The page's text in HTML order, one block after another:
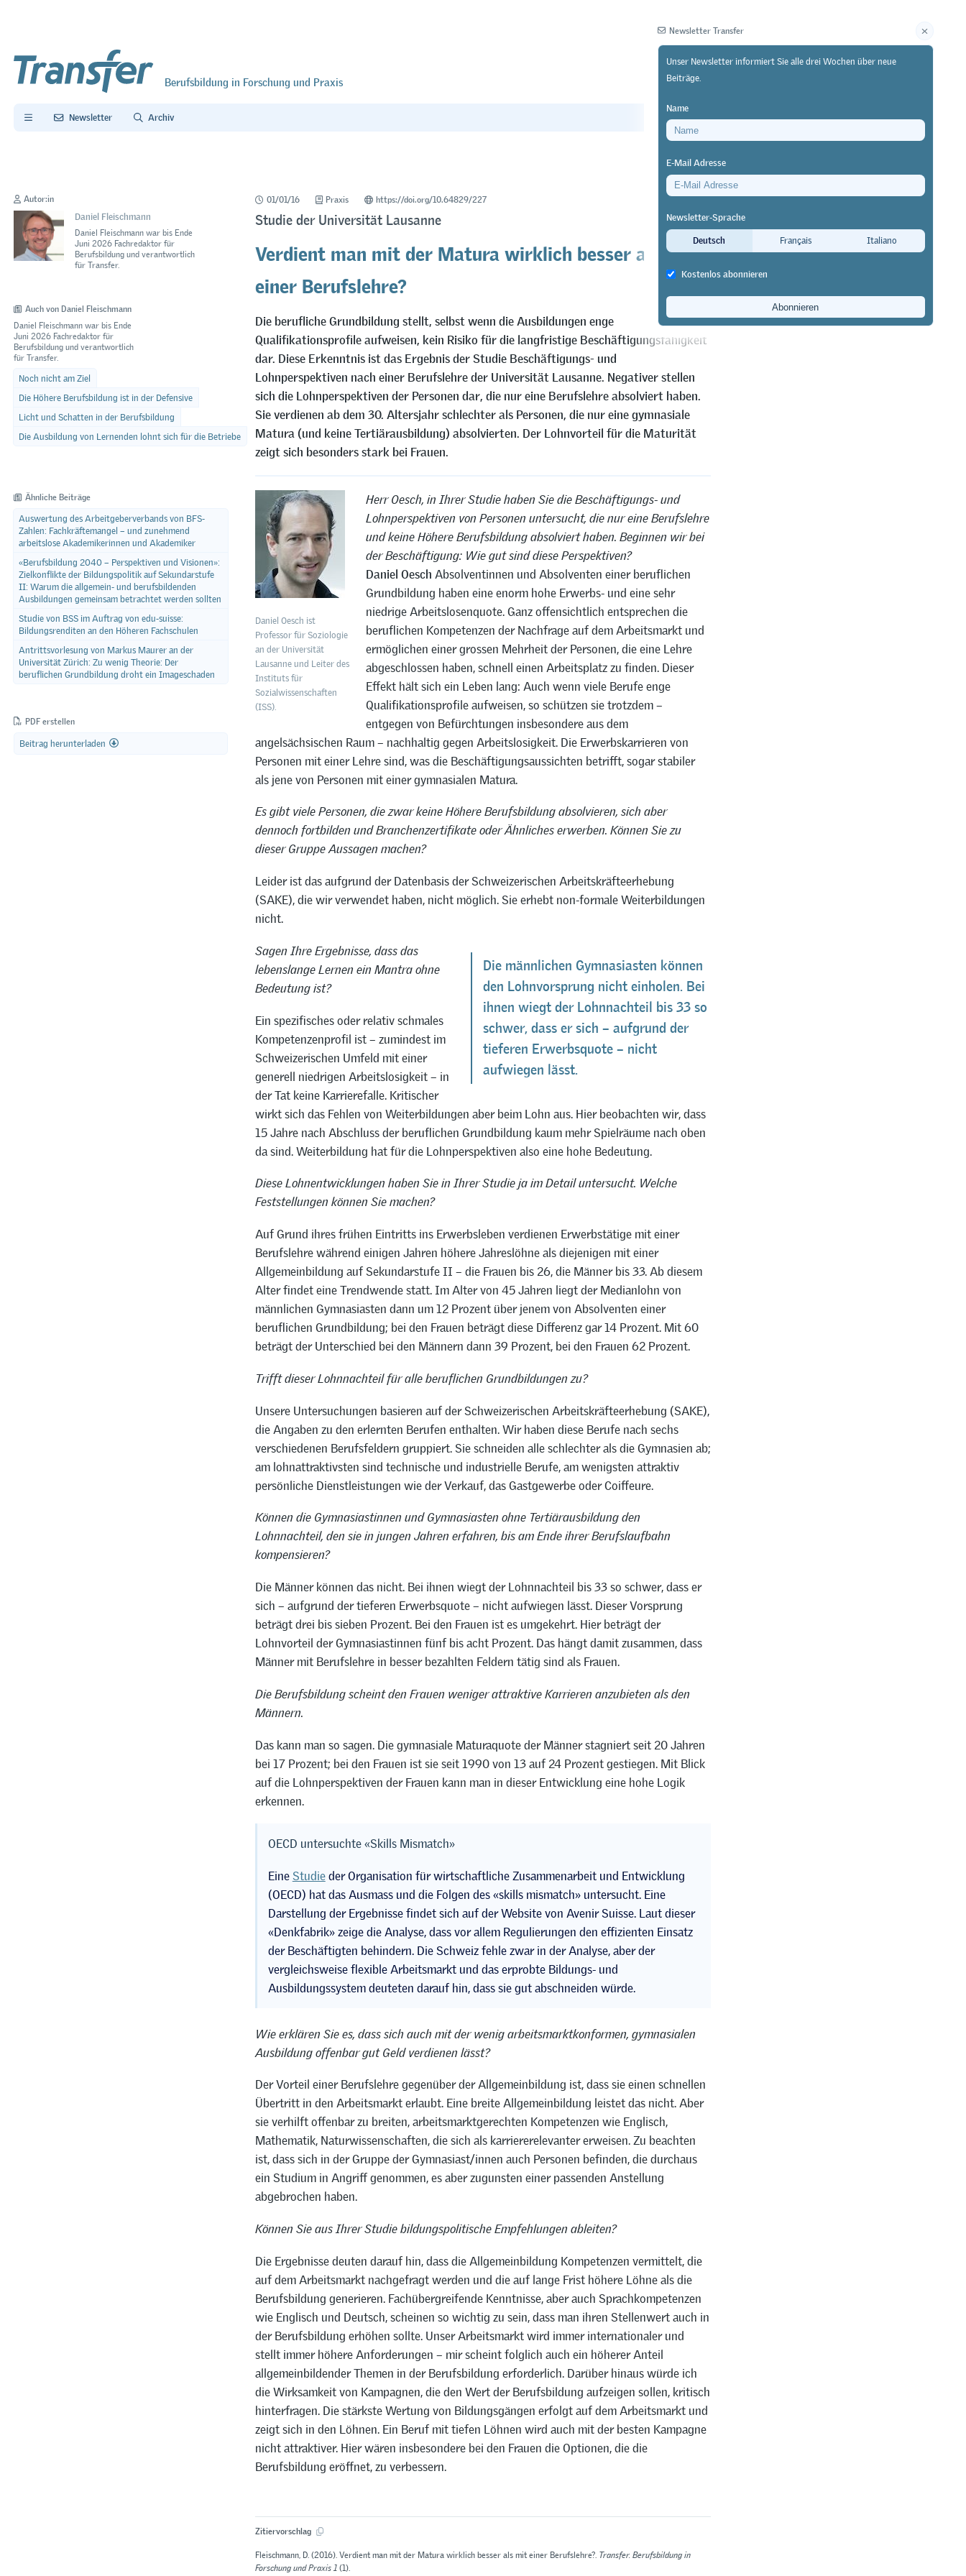
Berufsbildung in Forschung und Praxis
Newsletter Archiv
Autor:in
Daniel Fleischmann
Daniel Fleischmann war bis Ende
Juni 2026 Fachredaktor für
Berufsbildung und verantwortlich
für Transfer.
Auch von Daniel Fleischmann
Daniel Fleischmann war bis Ende
Juni 2026 Fachredaktor für
Berufsbildung und verantwortlich
für Transfer.
Noch nicht am Ziel
Die Höhere Berufsbildung ist in der Defensive
Licht und Schatten in der Berufsbildung
Die Ausbildung von Lernenden lohnt sich für die Betriebe
Ähnliche Beiträge
Auswertung des Arbeitgeberverbands von BFS-
Zahlen: Fachkräftemangel – und zunehmend
arbeitslose Akademikerinnen und Akademiker
«Berufsbildung 2040 – Perspektiven und Visionen»:
Zielkonflikte der Bildungspolitik auf Sekundarstufe
II: Warum die allgemein- und berufsbildenden
Ausbildungen gemeinsam betrachtet werden sollten
Studie von BSS im Auftrag von edu-suisse:
Bildungsrenditen an den Höheren Fachschulen
Antrittsvorlesung von Markus Maurer an der
Universität Zürich: Zu wenig Theorie: Der
beruflichen Grundbildung droht ein Imageschaden
PDF erstellen
Beitrag herunterladen
01/01/16 Praxis https://doi.org/10.64829/227
Studie der Universität Lausanne
Verdient man mit der Matura wirklich besser als mit
einer Berufslehre?
Die berufliche Grundbildung stellt, selbst wenn die Ausbildungen enge
Qualifikationsprofile aufweisen, kein Risiko für die langfristige Beschäftigungsfähigkeit
dar. Diese Erkenntnis ist das Ergebnis der Studie Beschäftigungs- und
Lohnperspektiven nach einer Berufslehre der Universität Lausanne. Negativer stellen
sich die Lohnperspektiven der Personen dar, die nur eine Berufslehre absolviert haben.
Sie verdienen ab dem 30. Altersjahr schlechter als Personen, die nur eine gymnasiale
Matura (und keine Tertiärausbildung) absolvierten. Der Lohnvorteil für die Maturität
zeigt sich besonders stark bei Frauen.
Daniel Oesch ist
Professor für Soziologie
an der Universität
Lausanne und Leiter des
Instituts für
Sozialwissenschaften
(ISS).
Herr Oesch, in Ihrer Studie haben Sie die Beschäftigungs- und
Lohnperspektiven von Personen untersucht, die nur eine Berufslehre
und keine Höhere Berufsbildung absolviert haben. Beginnen wir bei
der Beschäftigung: Wie gut sind diese Perspektiven?
Daniel Oesch Absolventinnen und Absolventen einer beruflichen
Grundbildung haben eine enorm hohe Erwerbs- und eine sehr
niedrige Arbeitslosenquote. Ganz offensichtlich entsprechen die
beruflichen Kompetenzen der Nachfrage auf dem Arbeitsmarkt und
ermöglichen einer grossen Mehrheit der Personen, die eine Lehre
abgeschlossen haben, schnell einen Arbeitsplatz zu finden. Dieser
Effekt hält sich ein Leben lang: Auch wenn viele Berufe enge
Qualifikationsprofile aufweisen, so schützen sie trotzdem –
entgegen von Befürchtungen insbesondere aus dem
angelsächsischen Raum – nachhaltig gegen Arbeitslosigkeit. Die Erwerbskarrieren von
Personen mit einer Lehre sind, was die Beschäftigungsaussichten betrifft, sogar stabiler
als jene von Personen mit einer gymnasialen Matura.
Es gibt viele Personen, die zwar keine Höhere Berufsbildung absolvieren, sich aber
dennoch fortbilden und Branchenzertifikate oder Ähnliches erwerben. Können Sie zu
dieser Gruppe Aussagen machen?
Leider ist das aufgrund der Datenbasis der Schweizerischen Arbeitskräfteerhebung
(SAKE), die wir verwendet haben, nicht möglich. Sie erhebt non-formale Weiterbildungen
nicht.
Die männlichen Gymnasiasten können
den Lohnvorsprung nicht einholen. Bei
ihnen wiegt der Lohnnachteil bis 33 so
schwer, dass er sich – aufgrund der
tieferen Erwerbsquote – nicht
aufwiegen lässt.
Sagen Ihre Ergebnisse, dass das
lebenslange Lernen ein Mantra ohne
Bedeutung ist?
Ein spezifisches oder relativ schmales
Kompetenzenprofil ist – zumindest im
Schweizerischen Umfeld mit einer
generell niedrigen Arbeitslosigkeit – in
der Tat keine Karrierefalle. Kritischer
wirkt sich das Fehlen von Weiterbildungen aber beim Lohn aus. Hier beobachten wir, dass
15 Jahre nach Abschluss der beruflichen Grundbildung kaum mehr Spielräume nach oben
da sind. Weiterbildung hat für die Lohnperspektiven also eine hohe Bedeutung.
Diese Lohnentwicklungen haben Sie in Ihrer Studie ja im Detail untersucht. Welche
Feststellungen können Sie machen?
Auf Grund ihres frühen Eintritts ins Erwerbsleben verdienen Erwerbstätige mit einer
Berufslehre während einigen Jahren höhere Jahreslöhne als diejenigen mit einer
Allgemeinbildung auf Sekundarstufe II – die Frauen bis 26, die Männer bis 33. Ab diesem
Alter findet eine Trendwende statt. Im Alter von 45 Jahren liegt der Medianlohn von
männlichen Gymnasiasten dann um 12 Prozent über jenem von Absolventen einer
beruflichen Grundbildung; bei den Frauen beträgt diese Differenz gar 14 Prozent. Mit 60
beträgt der Unterschied bei den Männern dann 39 Prozent, bei den Frauen 62 Prozent.
Trifft dieser Lohnnachteil für alle beruflichen Grundbildungen zu?
Unsere Untersuchungen basieren auf der Schweizerischen Arbeitskräfteerhebung (SAKE),
die Angaben zu den erlernten Berufen enthalten. Wir haben diese Berufe nach sechs
verschiedenen Berufsfeldern gruppiert. Sie schneiden alle schlechter als die Gymnasien ab;
am lohnattraktivsten sind technische und industrielle Berufe, am wenigsten attraktiv
persönliche Dienstleistungen wie der Verkauf, das Gastgewerbe oder Coiffeure.
Können die Gymnasiastinnen und Gymnasiasten ohne Tertiärausbildung den
Lohnnachteil, den sie in jungen Jahren erfahren, bis am Ende ihrer Berufslaufbahn
kompensieren?
Die Männer können das nicht. Bei ihnen wiegt der Lohnnachteil bis 33 so schwer, dass er
sich – aufgrund der tieferen Erwerbsquote – nicht aufwiegen lässt. Dieser Vorsprung
beträgt drei bis sieben Prozent. Bei den Frauen ist es umgekehrt. Hier beträgt der
Lohnvorteil der Gymnasiastinnen fünf bis acht Prozent. Das hängt damit zusammen, dass
Männer mit Berufslehre in besser bezahlten Feldern tätig sind als Frauen.
Die Berufsbildung scheint den Frauen weniger attraktive Karrieren anzubieten als den
Männern.
Das kann man so sagen. Die gymnasiale Maturaquote der Männer stagniert seit 20 Jahren
bei 17 Prozent; bei den Frauen ist sie seit 1990 von 13 auf 24 Prozent gestiegen. Mit Blick
auf die Lohnperspektiven der Frauen kann man in dieser Entwicklung eine hohe Logik
erkennen.
OECD untersuchte «Skills Mismatch»
EineStudieder Organisation für wirtschaftliche Zusammenarbeit und Entwicklung
(OECD) hat das Ausmass und die Folgen des «skills mismatch» untersucht. Eine
Darstellung der Ergebnisse findet sich auf der Website von Avenir Suisse. Laut dieser
«Denkfabrik» zeige die Analyse, dass vor allem Regulierungen den effizienten Einsatz
der Beschäftigten behindern. Die Schweiz fehle zwar in der Analyse, aber der
vergleichsweise flexible Arbeitsmarkt und das erprobte Bildungs- und
Ausbildungssystem deuteten darauf hin, dass sie gut abschneiden würde.
Wie erklären Sie es, dass sich auch mit der wenig arbeitsmarktkonformen, gymnasialen
Ausbildung offenbar gut Geld verdienen lässt?
Der Vorteil einer Berufslehre gegenüber der Allgemeinbildung ist, dass sie einen schnellen
Übertritt in den Arbeitsmarkt erlaubt. Eine breite Allgemeinbildung leistet das nicht. Aber
sie verhilft offenbar zu breiten, arbeitsmarktgerechten Kompetenzen wie Englisch,
Mathematik, Naturwissenschaften, die sich als karriererelevanter erweisen. Zu beachten
ist, dass sich in der Gruppe der Gymnasiast/innen auch Personen befinden, die durchaus
ein Studium in Angriff genommen, es aber zugunsten einer passenden Anstellung
abgebrochen haben.
Können Sie aus Ihrer Studie bildungspolitische Empfehlungen ableiten?
Die Ergebnisse deuten darauf hin, dass die Allgemeinbildung Kompetenzen vermittelt, die
auf dem Arbeitsmarkt nachgefragt werden und die auf lange Frist höhere Löhne als die
Berufsbildung generieren. Fachübergreifende Kenntnisse, aber auch Sprachkompetenzen
wie Englisch und Deutsch, scheinen so wichtig zu sein, dass man ihren Stellenwert auch in
der Berufsbildung erhöhen sollte. Unser Arbeitsmarkt wird immer internationaler und
stellt immer höhere Anforderungen – mir scheint folglich auch ein höherer Anteil
allgemeinbildender Themen in der Berufsbildung erforderlich. Darüber hinaus würde ich
die Wirksamkeit von Kampagnen, die den Wert der Berufsbildung aufzeigen sollen, kritisch
hinterfragen. Die stärkste Wertung von Bildungsgängen erfolgt auf dem Arbeitsmarkt und
zeigt sich in den Löhnen. Ein Beruf mit tiefen Löhnen wird auch mit der besten Kampagne
nicht attraktiver. Hier wären insbesondere bei den Frauen die Optionen, die die
Berufsbildung eröffnet, zu verbessern.
Zitiervorschlag
Fleischmann, D. (2016). Verdient man mit der Matura wirklich besser als mit einer Berufslehre?. Transfer. Berufsbildung in
Forschung und Praxis 1(1).
Newsletter Transfer
Unser Newsletter informiert Sie alle drei Wochen über neue
Beiträge.
Name
E-Mail Adresse
Newsletter-Sprache
Deutsch
Français Italiano
Kostenlos abonnieren